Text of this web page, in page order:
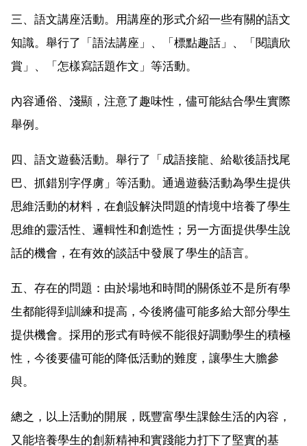
三、語文講座活動。用講座的形式介紹一些有關的語文
知識。舉行了「語法講座」、「標點趣話」、「閱讀欣
賞」、「怎樣寫話題作文」等活動。
內容通俗、淺顯，注意了趣味性，儘可能結合學生實際
舉例。
四、語文遊藝活動。舉行了「成語接龍、給歇後語找尾
巴、抓錯別字俘虜」等活動。通過遊藝活動為學生提供
思維活動的材料，在創設解決問題的情境中培養了學生
思維的靈活性、邏輯性和創造性；另一方面提供學生說
話的機會，在有效的談話中發展了學生的語言。
五、存在的問題：由於場地和時間的關係並不是所有學
生都能得到訓練和提高，今後將儘可能多給大部分學生
提供機會。採用的形式有時候不能很好調動學生的積極
性，今後要儘可能的降低活動的難度，讓學生大膽參
與。
總之，以上活動的開展，既豐富學生課餘生活的內容，
又能培養學生的創新精神和實踐能力打下了堅實的基